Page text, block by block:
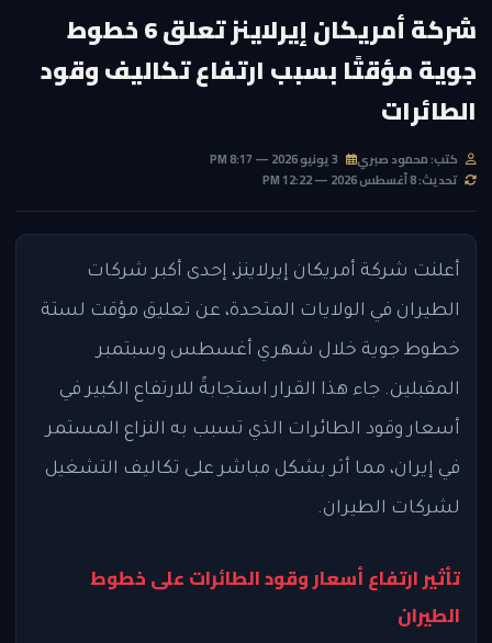
شركة أمريكان إيرلاينز تعلق 6 خطوط
جوية مؤقتًا بسبب ارتفاع تكاليف وقود
الطائرات
كتب: محمود صبري
تحديث: 8 أغسطس 2026 — 12:22 PM
أعلنت شركة أمريكان إيرلاينز، إحدى أكبر شركات
الطيران في الولايات المتحدة، عن تعليق مؤقت لستة
خطوط جوية خلال شهري أغسطس وسبتمبر
المقبلين. جاء هذا القرار استجابةً للارتفاع الكبير في
أسعار وقود الطائرات الذي تسبب به النزاع المستمر
في إيران، مما أثر بشكل مباشر على تكاليف التشغيل
لشركات الطيران.
تأثير ارتفاع أسعار وقود الطائرات على خطوط
الطيران